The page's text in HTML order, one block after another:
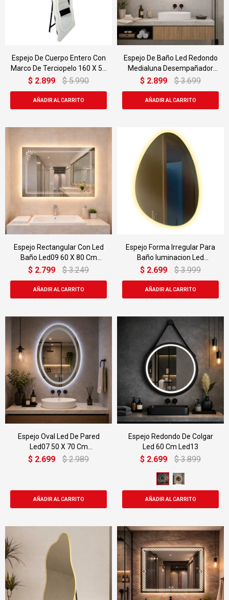
Espejo De Cuerpo Entero Con
Marco De Terciopelo 160 X 50
Cm
$ 2.899 $ 5.990
Espejo De Baño Led Redondo
Medialuna Desempañador
Led08 52 X 60 Cm
$ 2.899 $ 3.699
Espejo Rectangular Con Led
Baño Led09 60 X 80 Cm
Desempañador
$ 2.799 $ 3.249
Espejo Forma Irregular Para
Baño Iuminacion Led
93x60cm Led-m-02
$ 2.699 $ 3.999
Espejo Oval Led De Pared
Led07 50 X 70 Cm
Desempañado
$ 2.699 $ 2.989
Espejo Redondo De Colgar
Led 60 Cm Led13
$ 2.699 $ 3.899